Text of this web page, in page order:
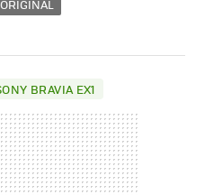
BRAVIA EX1